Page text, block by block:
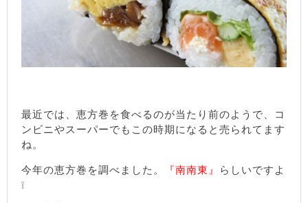
最近では、恵方巻を食べるのが当たり前のようで、コ
ンビニやスーパーでもこの時期になると売られてます
ね。
今年の恵方巻を調べました。 『南南東』
らしいですよ
❕